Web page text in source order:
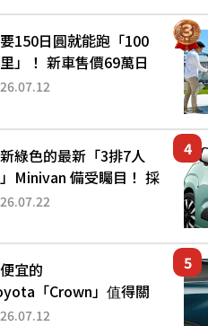
就能跑100公里」「小
坐得...
150日圓就能跑「100
」！ 新車售價69萬日
「3人座」Trike大受歡
能迅速熱賣？
綠色的最新「3排7人
Minivan 備受矚目！ 採
長4.7公尺剛剛好的車
出467萬元日圓起的5
版...
宜的
「Crown」值得關
搭載4WD、每公升